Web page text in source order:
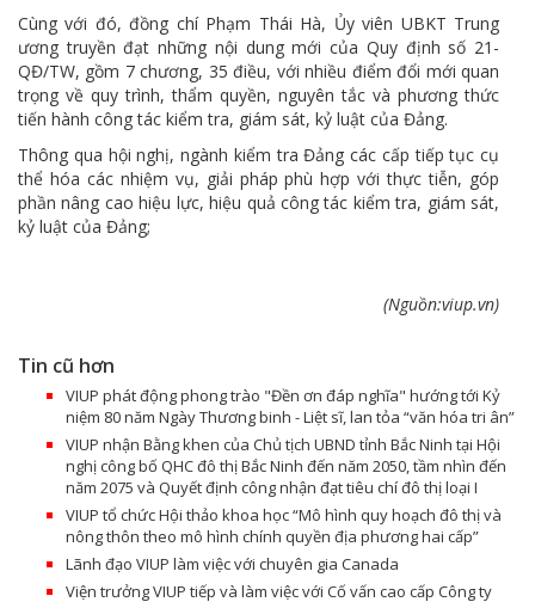
Cùng với đó, đồng chí Phạm Thái Hà, Ủy viên UBKT Trung
ương truyền đạt những nội dung mới của Quy định số 21-
QĐ/TW, gồm 7 chương, 35 điều, với nhiều điểm đổi mới quan
trọng về quy trình, thẩm quyền, nguyên tắc và phương thức
tiến hành công tác kiểm tra, giám sát, kỷ luật của Đảng.
Thông qua hội nghị, ngành kiểm tra Đảng các cấp tiếp tục cụ
thể hóa các nhiệm vụ, giải pháp phù hợp với thực tiễn, góp
phần nâng cao hiệu lực, hiệu quả công tác kiểm tra, giám sát,
kỷ luật của Đảng;
(Nguồn:viup.vn)
Tin cũ hơn
VIUP phát động phong trào "Đền ơn đáp nghĩa" hướng tới Kỷ
niệm 80 năm Ngày Thương binh - Liệt sĩ, lan tỏa “văn hóa tri ân”
VIUP nhận Bằng khen của Chủ tịch UBND tỉnh Bắc Ninh tại Hội
nghị công bố QHC đô thị Bắc Ninh đến năm 2050, tầm nhìn đến
năm 2075 và Quyết định công nhận đạt tiêu chí đô thị loại I
VIUP tổ chức Hội thảo khoa học “Mô hình quy hoạch đô thị và
nông thôn theo mô hình chính quyền địa phương hai cấp”
Lãnh đạo VIUP làm việc với chuyên gia Canada
Viện trưởng VIUP tiếp và làm việc với Cố vấn cao cấp Công ty